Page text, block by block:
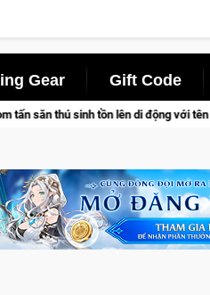
Gear Gift Code
với tên gọi Palworld Online